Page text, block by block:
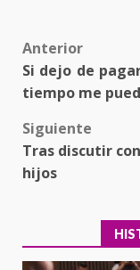
Post
Anterior
Si dejo de
tiempo me
Siguiente
Tras discutir
hijos